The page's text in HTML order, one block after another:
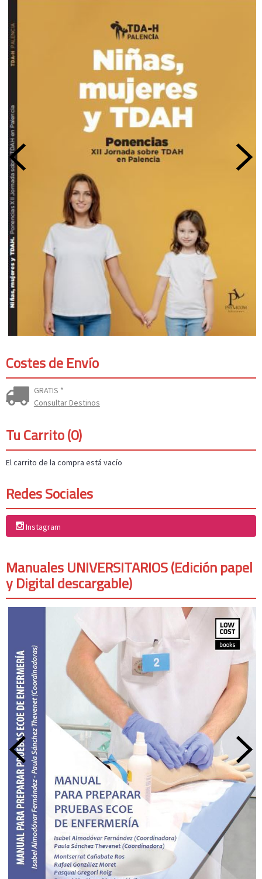
Costes de Envío
GRATIS *
Consultar Destinos
Tu Carrito (0)
El carrito de la compra está vacío
Redes Sociales
Instagram
Manuales UNIVERSITARIOS (Edición papel
y Digital descargable)